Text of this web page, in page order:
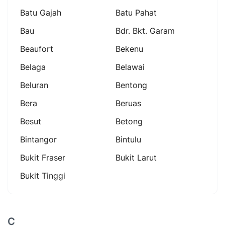
Batu Gajah
Batu Pahat
Bau
Bdr. Bkt. Garam
Beaufort
Bekenu
Belaga
Belawai
Beluran
Bentong
Bera
Beruas
Besut
Betong
Bintangor
Bintulu
Bukit Fraser
Bukit Larut
Bukit Tinggi
C